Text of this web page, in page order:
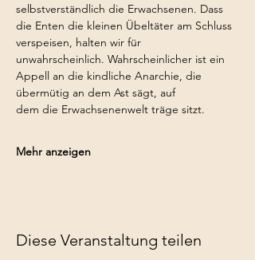
selbstverständlich die Erwachsenen. Dass
die Enten die kleinen Übeltäter am Schluss
verspeisen, halten wir für
unwahrscheinlich. Wahrscheinlicher ist ein
Appell an die kindliche Anarchie, die
übermütig an dem Ast sägt, auf
dem die Erwachsenenwelt träge sitzt.
Mehr anzeigen
Diese Veranstaltung teilen